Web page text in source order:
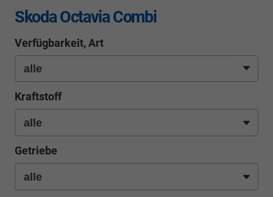
Skoda Octavia Combi
Verfügbarkeit, Art
Kraftstoff
Getriebe